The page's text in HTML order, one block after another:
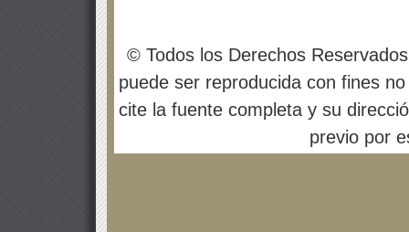
© Todos los Derechos
puede ser reproducida con fines
cite la fuente completa y su
previo por